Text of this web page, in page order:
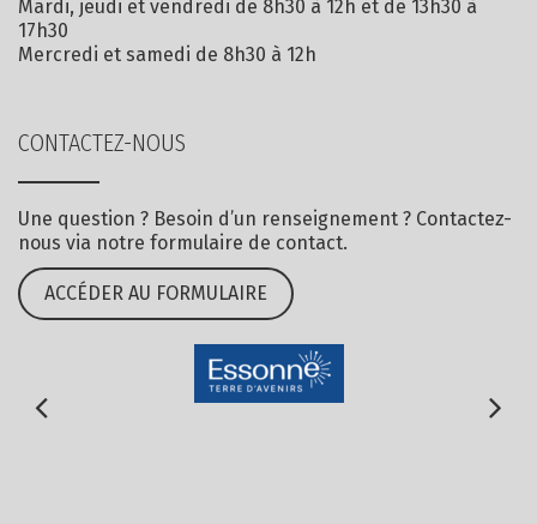
Mardi, jeudi et vendredi de 8h30 à 12h et de 13h30 à
17h30
Mercredi et samedi de 8h30 à 12h
CONTACTEZ-NOUS
Une question ? Besoin d’un renseignement ? Contactez-
nous via notre formulaire de contact.
ACCÉDER AU FORMULAIRE